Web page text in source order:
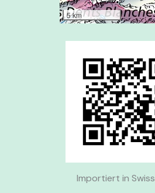
5 km
Importiert in